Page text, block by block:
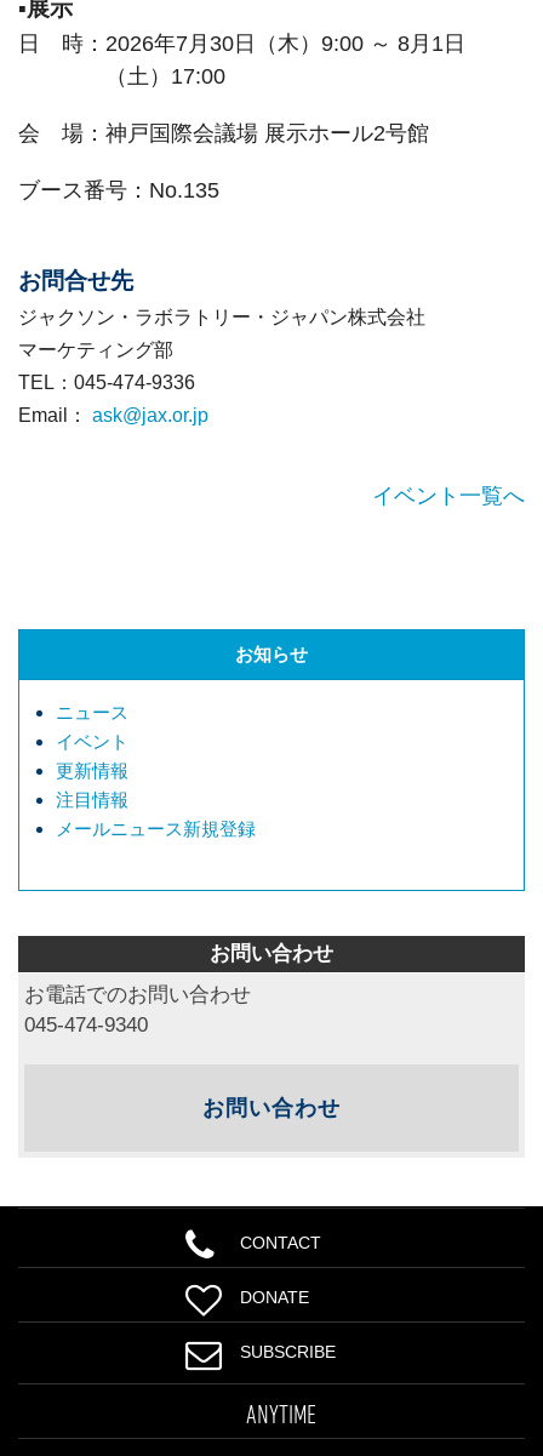
▪展示
日 時：2026年7月30日（木）9:00 ～ 8月1日
（土）17:00
会 場：神戸国際会議場 展示ホール2号館
ブース番号：No.135
お問合せ先
ジャクソン・ラボラトリー・ジャパン株式会社
マーケティング部
TEL：045-474-9336
Email： ask@jax.or.jp
イベント一覧へ
お知らせ
ニュース
イベント
更新情報
注目情報
メールニュース新規登録
お問い合わせ
お電話でのお問い合わせ
045-474-9340
お問い合わせ
CONTACT
DONATE
SUBSCRIBE
ANYTIME